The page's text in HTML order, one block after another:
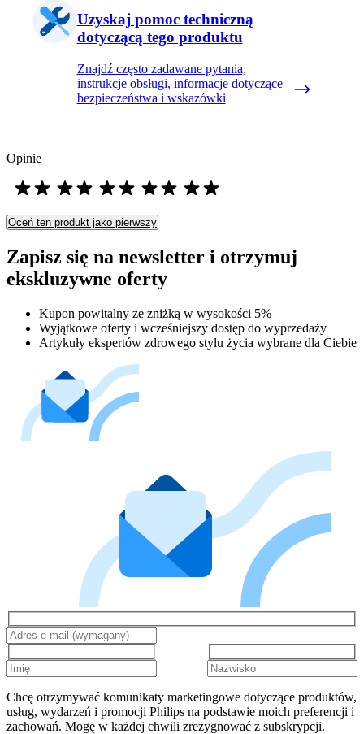
Uzyskaj pomoc techniczną
dotyczącą tego produktu
Znajdź często zadawane pytania,
instrukcje obsługi, informacje dotyczące
bezpieczeństwa i wskazówki
Opinie
Oceń ten produkt jako pierwszy
Zapisz się na newsletter i otrzymuj
ekskluzywne oferty
Kupon powitalny ze zniżką w wysokości 5%
Wyjątkowe oferty i wcześniejszy dostęp do wyprzedaży
Artykuły ekspertów zdrowego stylu życia wybrane dla Ciebie
Chcę otrzymywać komunikaty marketingowe dotyczące produktów,
usług, wydarzeń i promocji Philips na podstawie moich preferencji i
zachowań. Mogę w każdej chwili zrezygnować z subskrypcji.